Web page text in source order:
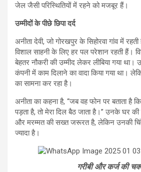
जेल जैसी परिस्थितियों में रहने को मजबूर हैं।
उम्मीदों के पीछे छिपा दर्द
अनीता देवी, जो गोरखपुर के सिहोरवा गांव में
विशाल साहनी के लिए हर पल परेशान रहती हैं।
बेहतर नौकरी की उम्मीद लेकर लीबिया गया था।
कंपनी में काम दिलाने का वादा किया गया था।
का सामना कर रहा है।
अनीता का कहना है, “जब वह फोन पर बताता है
पड़ता है, तो मेरा दिल बैठ जाता है।” उनके घर
और मरम्मत की सख्त जरूरत है, लेकिन उनकी
ज्यादा है।
गरीबी और कर्ज की